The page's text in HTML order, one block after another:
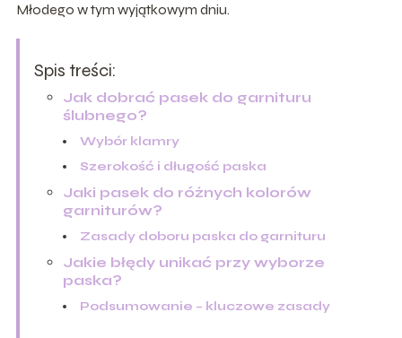
Młodego w tym wyjątkowym dniu.
Spis treści:
Jak dobrać pasek do garnituru
ślubnego?
Wybór klamry
Szerokość i długość paska
Jaki pasek do różnych kolorów
garniturów?
Zasady doboru paska do garnituru
Jakie błędy unikać przy wyborze
paska?
Podsumowanie – kluczowe zasady